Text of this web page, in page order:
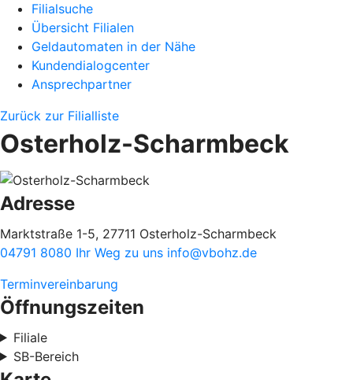
Filialsuche
Übersicht Filialen
Geldautomaten in der Nähe
Kundendialogcenter
Ansprechpartner
Zurück zur Filialliste
Osterholz-Scharmbeck
Adresse
Marktstraße 1-5, 27711 Osterholz-Scharmbeck
04791 8080 Ihr Weg zu uns info@vbohz.de
Terminvereinbarung
Öffnungszeiten
Filiale
SB-Bereich